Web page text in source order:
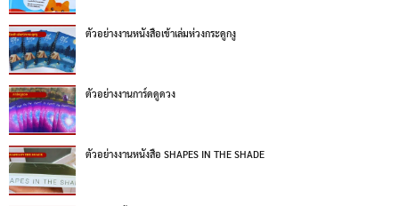
ตัวอย่างงานหนังสือเข้าเล่มห่วงกระดูกงู
ตัวอย่างงานการ์ดดูดวง
ตัวอย่างงานหนังสือ SHAPES IN THE SHADE